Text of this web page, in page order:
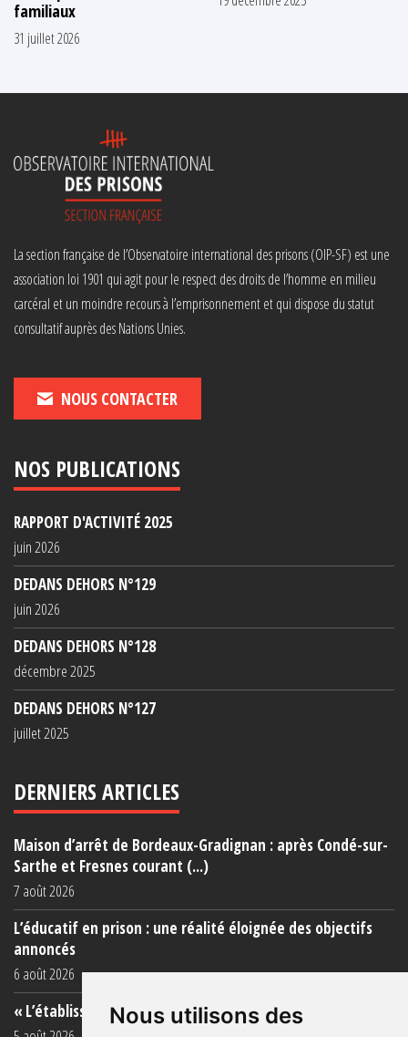
Nous utilisons des
familiaux
31 juillet 2026
La section française de l’Observatoire international des prisons (OIP-SF) est une
association loi 1901 qui agit pour le respect des droits de l’homme en milieu
carcéral et un moindre recours à l’emprisonnement et qui dispose du statut
consultatif auprès des Nations Unies.
NOUS CONTACTER
NOS PUBLICATIONS
RAPPORT D'ACTIVITÉ 2025
juin 2026
DEDANS DEHORS N°129
juin 2026
DEDANS DEHORS N°128
décembre 2025
DEDANS DEHORS N°127
juillet 2025
DERNIERS ARTICLES
Maison d’arrêt de Bordeaux-Gradignan : après Condé-sur-
Sarthe et Fresnes courant (...)
7 août 2026
L’éducatif en prison : une réalité éloignée des objectifs
annoncés
6 août 2026
« L’établissement est une porcherie totale »